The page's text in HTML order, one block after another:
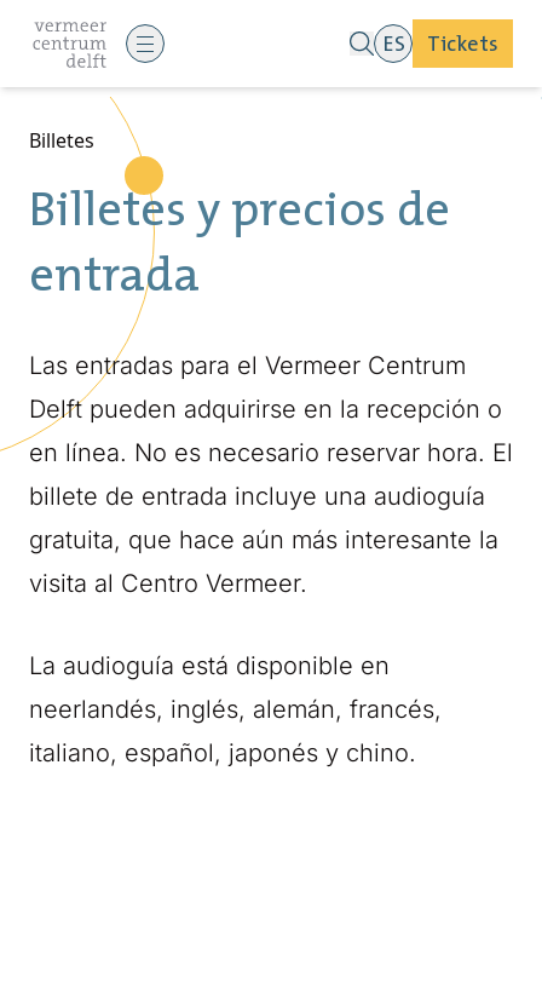
ES Tickets
Billetes
Billetes y precios de
entrada
Las entradas para el Vermeer Centrum
Delft pueden adquirirse en la recepción o
en línea. No es necesario reservar hora. El
billete de entrada incluye una audioguía
gratuita, que hace aún más interesante la
visita al Centro Vermeer.
La audioguía está disponible en
neerlandés, inglés, alemán, francés,
italiano, español, japonés y chino.